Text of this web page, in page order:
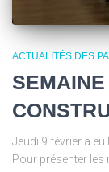
ACTUALITÉS DES
Jeudi 9 février a
Pour présenter les